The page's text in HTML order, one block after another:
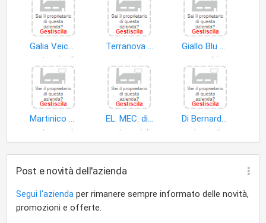
Galia Veicoli Industriali S.r.l
autoveicoli
Terranova Giuseppa
merci
Giallo Blu Express Di Bertino Giovanna Maria Rosa
pacchi
Martinico Antonino
autoveicoli
EL. MEC. di Armata Baldassare & C. S.n.c
automobili
Di Bernardo Salvatore
Post e novità dell'azienda
Segui l'azienda per rimanere sempre informato delle novità,
promozioni e offerte.